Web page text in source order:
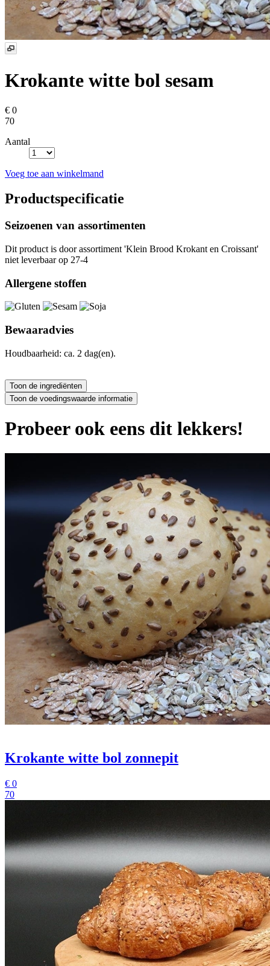
Krokante witte bol sesam
€ 0
70
Aantal
Voeg toe aan winkelmand
Productspecificatie
Seizoenen van assortimenten
Dit product is door assortiment 'Klein Brood Krokant en Croissant'
niet leverbaar op 27-4
Allergene stoffen
Bewaaradvies
Houdbaarheid: ca. 2 dag(en).
Probeer ook eens dit lekkers!
Krokante witte bol zonnepit
€ 0
70